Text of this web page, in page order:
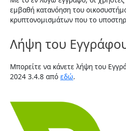
εμβαθή κατανόηση του
κρυπτονομισμάτων που το
Λήψη του
Μπορείτε να κάνετε λήψη του
2024 3.4.8 από εδώ.